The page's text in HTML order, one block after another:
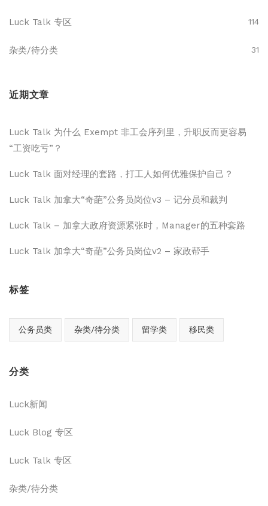
Luck Talk 专区 114
杂类/待分类 31
近期文章
Luck Talk 为什么 Exempt 非工会序列里，升职反而更容易
“工资吃亏”？
Luck Talk 面对经理的套路，打工人如何优雅保护自己？
Luck Talk 加拿大“奇葩”公务员岗位v3 – 记分员和裁判
Luck Talk – 加拿大政府资源紧张时，Manager的五种套路
Luck Talk 加拿大“奇葩”公务员岗位v2 – 家政帮手
标签
公务员类 杂类/待分类 留学类 移民类
分类
Luck新闻
Luck Blog 专区
Luck Talk 专区
杂类/待分类